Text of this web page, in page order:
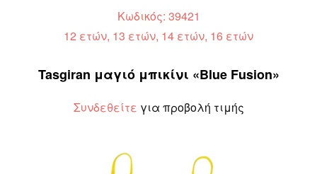
Κωδικός: 39421
12 ετών, 13 ετών, 14 ετών, 16 ετών
Tasgiran μαγιό μπικίνι «Blue Fusion»
Συνδεθείτε για προβολή τιμής